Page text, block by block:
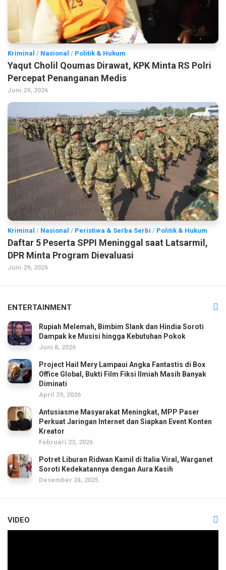
Kriminal / Nasional / Politik & Hukum
Yaqut Cholil Qoumas Dirawat, KPK Minta RS Polri
Percepat Penanganan Medis
Juni 29, 2026
Kriminal / Nasional / Peristiwa & Serba Serbi / Politik & Hukum
Daftar 5 Peserta SPPI Meninggal saat Latsarmil,
DPR Minta Program Dievaluasi
Juni 29, 2026
ENTERTAINMENT
Rupiah Melemah, Bimbim Slank dan Hindia Soroti
Dampak ke Musisi hingga Kebutuhan Pokok
Juni 8, 2026
Project Hail Mery Lampaui Angka Fantastis di Box
Office Global, Bukti Film Fiksi Ilmiah Masih Banyak
Diminati
April 29, 2026
Antusiasme Masyarakat Meningkat, MPP Paser
Perkuat Jaringan Internet dan Siapkan Event Konten
Kreator
Februari 23, 2026
Potret Liburan Ridwan Kamil di Italia Viral, Warganet
Soroti Kedekatannya dengan Aura Kasih
Desember 24, 2025
VIDEO